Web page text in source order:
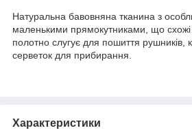
Натуральна бавовняна тканина з
маленькими прямокутниками, що
полотно слугує для пошиття рушників,
серветок для прибирання.
Характеристики